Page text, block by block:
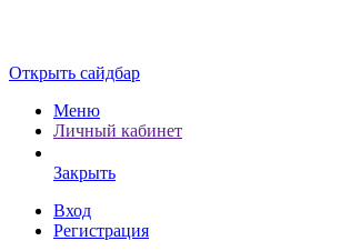
Открыть сайдбар
Меню
Личный кабинет
Закрыть
Вход
Регистрация